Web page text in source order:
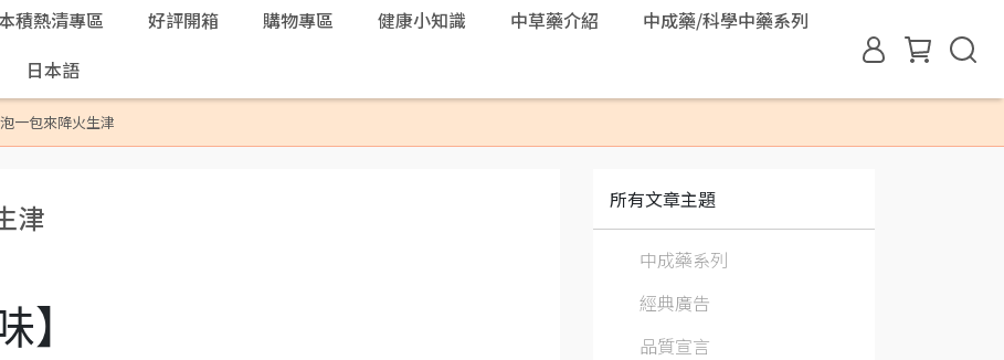
積熱清專區 好評開箱 購物專區 健康小知識 中草藥介紹
中成藥/科學中藥系列
日本語
一包來降火生津
津
】
所有文章主題
中成藥系列
經典廣告
品質宣言